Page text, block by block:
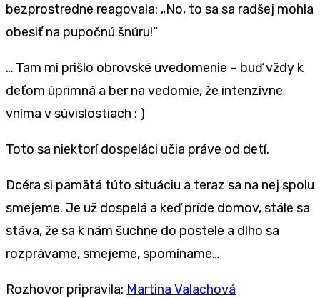
bezprostredne reagovala: „No, to sa sa radšej mohla
obesiť na pupočnú šnúru!“
… Tam mi prišlo obrovské uvedomenie – buď vždy k
deťom úprimná a ber na vedomie, že intenzívne
vníma v súvislostiach : )
Toto sa niektorí dospeláci učia práve od detí.
Dcéra si pamätá túto situáciu a teraz sa na nej spolu
smejeme. Je už dospelá a keď príde domov, stále sa
stáva, že sa k nám šuchne do postele a dlho sa
rozprávame, smejeme, spomíname…
Rozhovor pripravila: Martina Valachová